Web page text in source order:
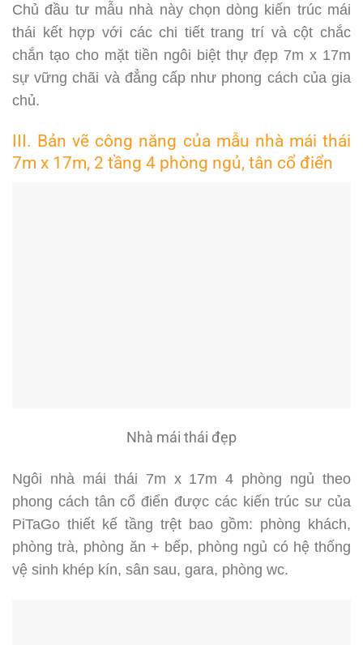
Chủ đầu tư mẫu nhà này chọn dòng kiến trúc mái
thái kết hợp với các chi tiết trang trí và cột chắc
chắn tạo cho mặt tiền ngôi biệt thự đẹp 7m x 17m
sự vững chãi và đẳng cấp như phong cách của gia
chủ.
III. Bản vẽ công năng của mẫu nhà mái thái
7m x 17m, 2 tầng 4 phòng ngủ, tân cổ điển
Nhà mái thái đẹp
Ngôi nhà mái thái 7m x 17m 4 phòng ngủ theo
phong cách tân cổ điển được các kiến trúc sư của
PiTaGo thiết kế tầng trệt bao gồm: phòng khách,
phòng trà, phòng ăn + bếp, phòng ngủ có hệ thống
vệ sinh khép kín, sân sau, gara, phòng wc.